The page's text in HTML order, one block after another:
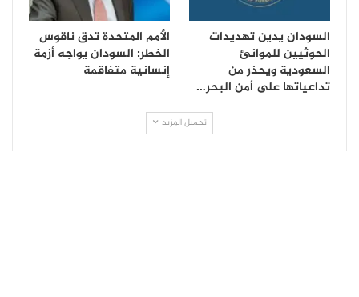
السودان يدين تهديدات
الحوثيين للموانئ
السعودية ويحذر من
تداعياتها على أمن البحر…
الأمم المتحدة تدق ناقوس
الخطر: السودان يواجه أزمة
إنسانية متفاقمة
تحميل المزيد